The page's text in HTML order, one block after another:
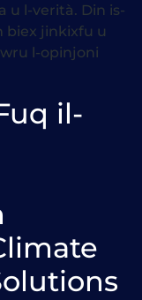
u l-verità. Din is-
biex jinkixfu u
l-opinjoni
il-